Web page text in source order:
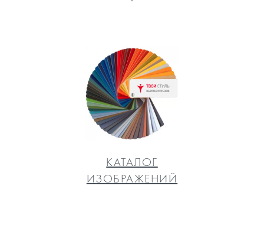
КАТАЛОГ
ИЗОБРАЖЕНИЙ